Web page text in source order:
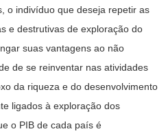
o indivíduo que deseja repetir as
e destrutivas de exploração do
suas vantagens ao não
de se reinventar nas atividades
da riqueza e do desenvolvimento
ligados à exploração dos
o PIB de cada país é